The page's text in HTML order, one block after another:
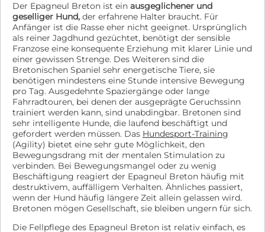
Der Epagneul Breton ist ein ausgeglichener und
geselliger Hund, der erfahrene Halter braucht. Für
Anfänger ist die Rasse eher nicht geeignet. Ursprünglich
als reiner Jagdhund gezüchtet, benötigt der sensible
Franzose eine konsequente Erziehung mit klarer Linie und
einer gewissen Strenge. Des Weiteren sind die
Bretonischen Spaniel sehr energetische Tiere, sie
benötigen mindestens eine Stunde intensive Bewegung
pro Tag. Ausgedehnte Spaziergänge oder lange
Fahrradtouren, bei denen der ausgeprägte Geruchssinn
trainiert werden kann, sind unabdingbar. Bretonen sind
sehr intelligente Hunde, die laufend beschäftigt und
gefordert werden müssen. Das Hundesport-Training
(Agility) bietet eine sehr gute Möglichkeit, den
Bewegungsdrang mit der mentalen Stimulation zu
verbinden. Bei Bewegungsmangel oder zu wenig
Beschäftigung reagiert der Epagneul Breton häufig mit
destruktivem, auffälligem Verhalten. Ähnliches passiert,
wenn der Hund häufig längere Zeit allein gelassen wird.
Bretonen mögen Gesellschaft, sie bleiben ungern für sich.
Die Fellpflege des Epagneul Breton ist relativ einfach, es